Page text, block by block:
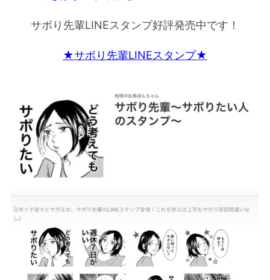
サボり先輩LINEスタンプ好評発売中です！
★サボり先輩LINEスタンプ★